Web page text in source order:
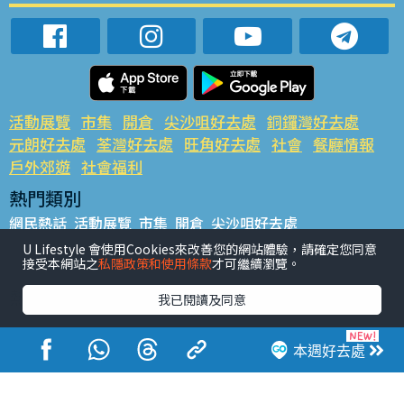
本週好去處
活動展覽 市集 開倉 尖沙咀好去處 銅鑼灣好去處
元朗好去處 荃灣好去處 旺角好去處 社會 餐廳情報
戶外郊遊 社會福利
熱門類別
網民熱話 活動展覽 市集 開倉 尖沙咀好去處
銅鑼灣好去處 元朗好去處 荃灣好去處 旺角好去處 社會
餐廳情報 戶外郊遊
熱門標籤
#UGO搵好去處 #人氣活動推介 #美食社群熱話
#親子玩樂好去處
#ULifestyle應用程式
#限時搶
#UJetso禮物放送
#ULifestyle商戶中心 #著數 #網絡熱話
U Lifestyle 會使用Cookies來改善您的網站體驗，請確定您同意
接受本網站之私隱政策和使用條款才可繼續瀏覽。
我已閱讀及同意